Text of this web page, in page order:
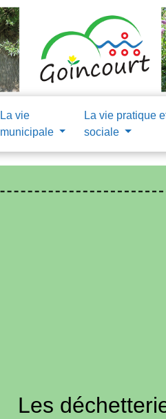
La vie
municipale
La vie pratique
sociale
Les